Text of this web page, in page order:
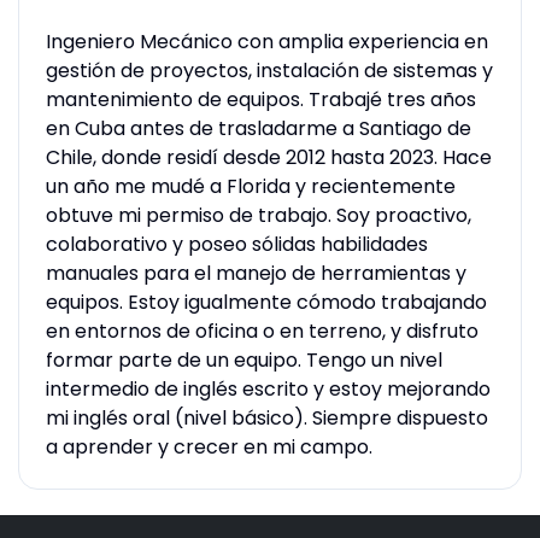
Ingeniero Mecánico con amplia experiencia en
gestión de proyectos, instalación de sistemas y
mantenimiento de equipos. Trabajé tres años
en Cuba antes de trasladarme a Santiago de
Chile, donde residí desde 2012 hasta 2023. Hace
un año me mudé a Florida y recientemente
obtuve mi permiso de trabajo. Soy proactivo,
colaborativo y poseo sólidas habilidades
manuales para el manejo de herramientas y
equipos. Estoy igualmente cómodo trabajando
en entornos de oficina o en terreno, y disfruto
formar parte de un equipo. Tengo un nivel
intermedio de inglés escrito y estoy mejorando
mi inglés oral (nivel básico). Siempre dispuesto
a aprender y crecer en mi campo.